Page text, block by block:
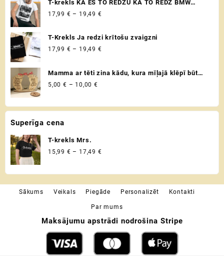
T-krekls KĀ ES TO REDZU KĀ TO REDZ BMW
VADITĀJS
17,99 € – 19,49 €
17,99 €
T-Krekls Ja redzi krītošu zvaigzni
17,99 € – 19,49 €
17,99 €
Mamma ar tēti zina kādu, kura mīļajā klēpī būt
drošībā ♡ Uzaicinājums kļūt par krustvecākiem
5,00 € – 10,00€
Superīga cena
T-krekls Mrs.
15,99 € – 17,49 €
through
17,49 €
Sākums Veikals Piegāde Personalizēt Kontakti
Par mums
Maksājumu apstrādi nodrošina Stripe